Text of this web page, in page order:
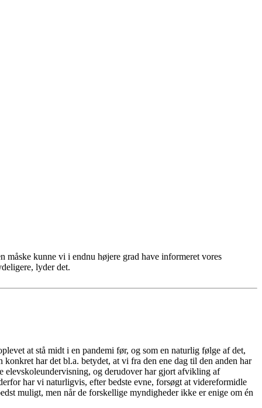
kunne vi i endnu højere grad have informeret vores
lyder det.
at stå midt i en pandemi før, og som en naturlig følge af det,
har det bl.a. betydet, at vi fra den ene dag til den anden har
elevskoleundervisning, og derudover har gjort afvikling af
har vi naturligvis, efter bedste evne, forsøgt at videreformidle
muligt, men når de forskellige myndigheder ikke er enige om én